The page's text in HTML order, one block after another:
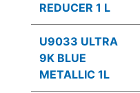
REDUCER 1 L
U9033 ULTRA
9K BLUE
METALLIC 1L